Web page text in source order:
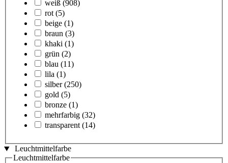
weiß (908)
rot (5)
beige (1)
braun (3)
khaki (1)
grün (2)
blau (11)
lila (1)
silber (250)
gold (5)
bronze (1)
mehrfarbig (32)
transparent (14)
Leuchtmittelfarbe
Leuchtmittelfarbe